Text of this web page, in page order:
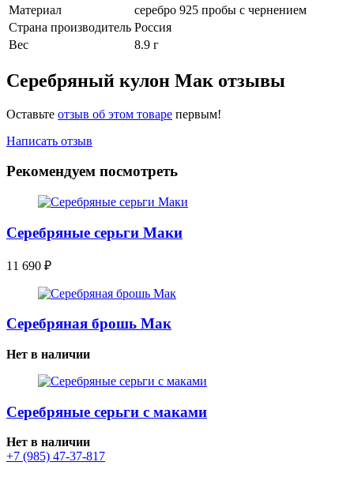
Материал
серебро 925 пробы с чернением
Страна производитель Россия
Вес
8.9 г
Серебряный кулон Мак отзывы
Оставьте отзыв об этом товаре первым!
Написать отзыв
Рекомендуем посмотреть
Серебряные серьги Маки
11 690 ₽
Серебряная брошь Мак
Нет в наличии
Серебряные серьги с маками
Нет в наличии
+7 (985) 47-37-817